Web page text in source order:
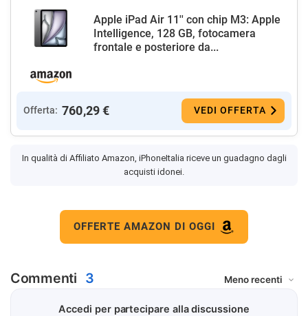
Apple iPad Air 11'' con chip M3: Apple
Intelligence, 128 GB, fotocamera
frontale e posteriore da...
Offerta: 760,29 € VEDI OFFERTA
In qualità di Affiliato Amazon, iPhoneItalia riceve un guadagno dagli
acquisti idonei.
OFFERTE AMAZON DI OGGI
Commenti 3
Accedi per partecipare alla discussione